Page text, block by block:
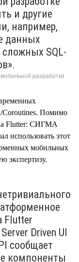
и другие
например,
данных
SQL-
разработки
Coroutines. Помимо
на Flutter: СИГМА
использовать этот
мобильных
экспертизу.
Flutter
Driven UI
сообщает
компоненты